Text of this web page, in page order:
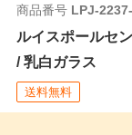
商品番号 LPJ-
ルイスポールセ
/ 乳白ガラス
送料無料